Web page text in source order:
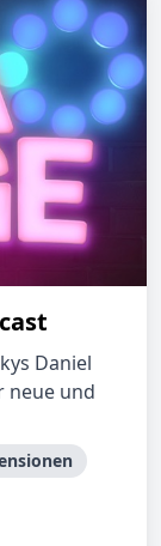
Daniel
neue und